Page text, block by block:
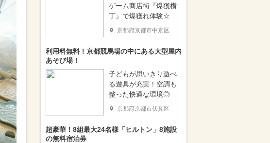
ゲーム商店街『爆獲横
丁』で爆獲れ体験☆
京都府京都市中京区
利用料無料！京都競馬場の中にある大型屋内
あそび場！
子どもが思いきり遊べ
る遊具が充実！空調も
整った快適な環境◎
京都府京都市伏見区
超豪華！8組最大24名様「ヒルトン」8施設
の無料宿泊券